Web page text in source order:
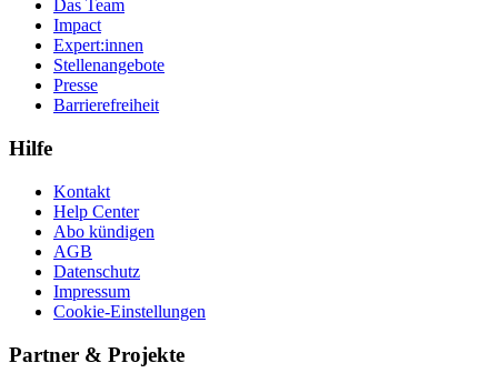
Das Team
Impact
Expert:innen
Stellenangebote
Presse
Barrierefreiheit
Hilfe
Kontakt
Help Center
Abo kündigen
AGB
Datenschutz
Impressum
Cookie-Einstellungen
Partner & Projekte